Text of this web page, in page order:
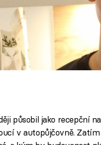
působil jako recepční
v autopůjčovně.